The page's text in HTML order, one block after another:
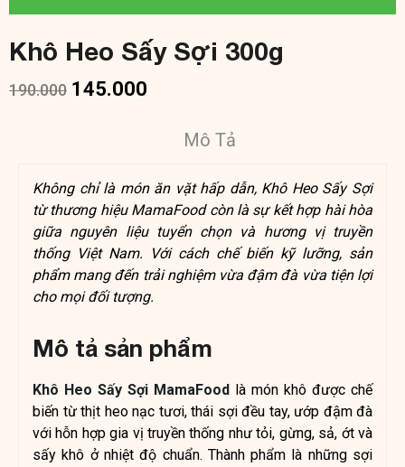
Khô Heo Sấy Sợi 300g
190.000 145.000
Mô Tả
Không chỉ là món ăn vặt hấp dẫn, Khô Heo Sấy Sợi
từ thương hiệu MamaFood còn là sự kết hợp hài hòa
giữa nguyên liệu tuyển chọn và hương vị truyền
thống Việt Nam. Với cách chế biến kỹ lưỡng, sản
phẩm mang đến trải nghiệm vừa đậm đà vừa tiện lợi
cho mọi đối tượng.
Mô tả sản phẩm
Khô Heo Sấy Sợi MamaFood là món khô được chế
biến từ thịt heo nạc tươi, thái sợi đều tay, ướp đậm đà
với hỗn hợp gia vị truyền thống như tỏi, gừng, sả, ớt và
sấy khô ở nhiệt độ chuẩn. Thành phẩm là những sợi